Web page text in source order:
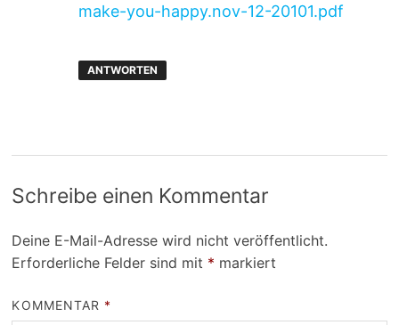
make-you-happy.nov-12-20101.pdf
ANTWORTEN
Schreibe einen Kommentar
Deine E-Mail-Adresse wird nicht veröffentlicht.
Erforderliche Felder sind mit * markiert
KOMMENTAR *